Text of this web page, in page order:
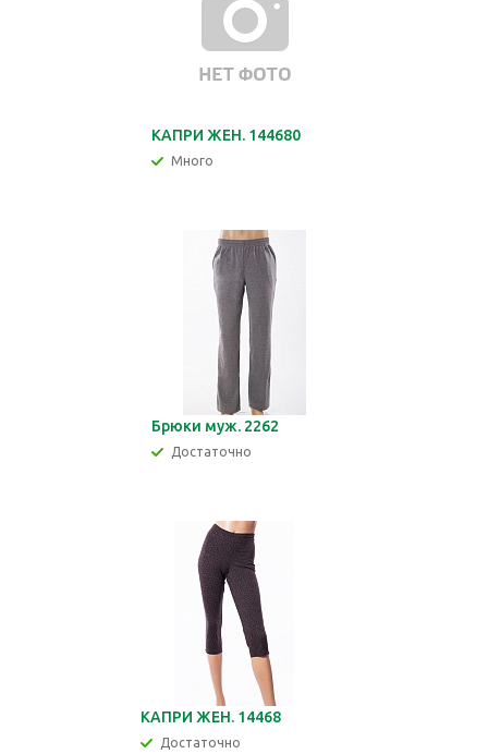
КАПРИ ЖЕН. 144680
Много
Брюки муж. 2262
Достаточно
КАПРИ ЖЕН. 14468
Достаточно